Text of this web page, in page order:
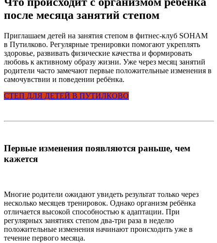
после месяца занятий степом
Приглашаем детей на занятия степом в фитнес-клуб SOHAM
в Путилково. Регулярные тренировки помогают укреплять
здоровье, развивать физические качества и формировать
любовь к активному образу жизни. Уже через месяц занятий
родители часто замечают первые положительные изменения в
самочувствии и поведении ребёнка.
СТЕП ДЛЯ ДЕТЕЙ В ПУТИЛКОВО
Первые изменения появляются раньше, чем
кажется
Многие родители ожидают увидеть результат только через
несколько месяцев тренировок. Однако организм ребёнка
отличается высокой способностью к адаптации. При
регулярных занятиях степом два-три раза в неделю
положительные изменения начинают происходить уже в
течение первого месяца.